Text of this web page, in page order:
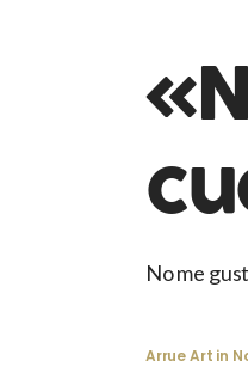
No me
Arrue Art in